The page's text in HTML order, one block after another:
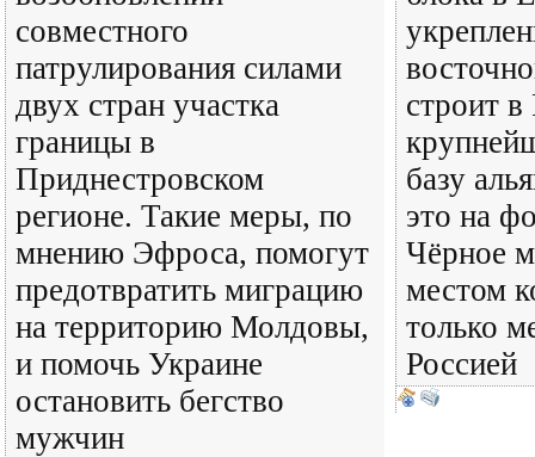
совместного
патрулирования силами
двух стран участка
границы в
Приднестровском
регионе. Такие меры, по
мнению Эфроса, помогут
предотвратить миграцию
на территорию Молдовы,
и помочь Украине
остановить бегство
мужчин
строит
базу
это на
Чёрное
местом
только
Россией